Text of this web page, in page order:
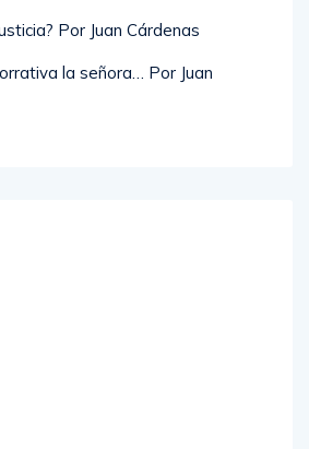
Por Juan Cárdenas
la señora… Por Juan